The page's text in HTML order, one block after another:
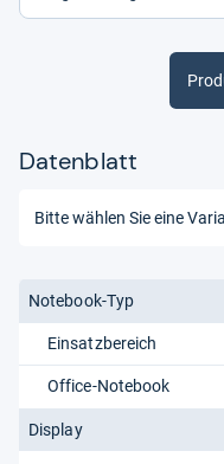
Datenblatt
Notebook-Typ
Einsatzbereich
Office-Notebook
Display